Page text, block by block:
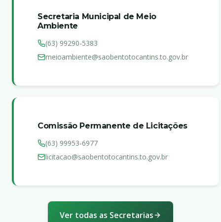
Secretaria Municipal de Meio
Ambiente
(63) 99290-5383
meioambiente@saobentotocantins.to.gov.br
Comissão Permanente de Licitações
(63) 99953-6977
licitacao@saobentotocantins.to.gov.br
Ver todas as Secretarias